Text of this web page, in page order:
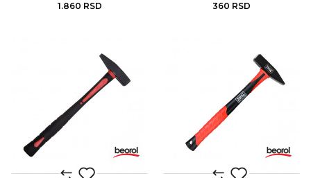
1.860 RSD 360 RSD